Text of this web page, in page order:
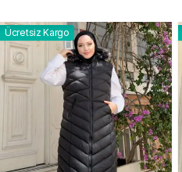
Ücretsiz Kargo